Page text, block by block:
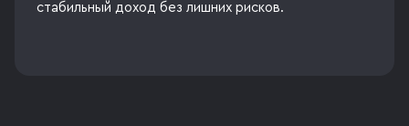
стабильный доход без лишних рисков.